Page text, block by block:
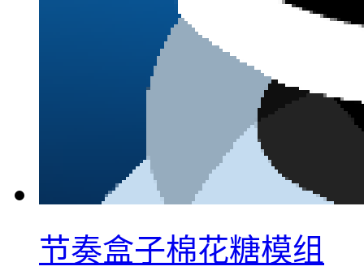
节奏盒子棉花糖模组